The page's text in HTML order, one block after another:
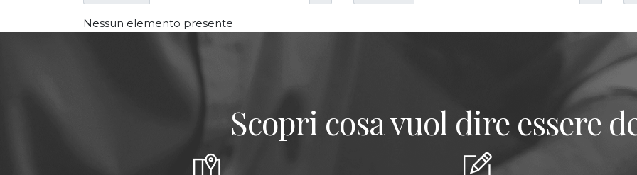
Nessun elemento presente
Scopri cosa vuol dire essere